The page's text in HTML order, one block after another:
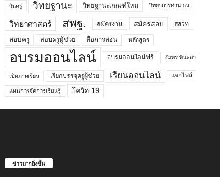
วันครู วิทยฐานะ วิทยฐานะเกณฑ์ใหม่ วิทยาการคำนวณ
วิทยาศาสตร์ สพฐ. สมัครงาน สมัครสอบ สสวท
สอบครู สอบครูผู้ช่วย สื่อการสอน หลักสูตร
อบรมออนไลน์ อบรมออนไลน์ฟรี อัมพร พินะสา
เปิดภาคเรียน เรียกบรรจุครูผู้ช่วย เรียนออนไลน์ แจกไฟล์
แผนการจัดการเรียนรู้ โควิด 19
ข่าวมากยิ่งขึ้น